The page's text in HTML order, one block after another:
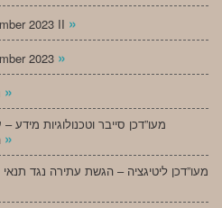
2023 II »
2023 »
»
מעו”דכן סייבר וטכנולוגיות מידע
»
מעו”דכן ליטיגציה – הגשת עתירה נגד